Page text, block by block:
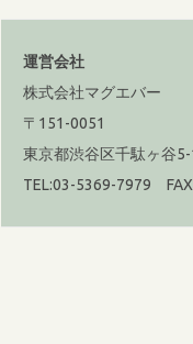
運営会社
株式会社マグエバー
〒151-0051
東京都渋谷区千駄ヶ谷
TEL:03-5369-7979